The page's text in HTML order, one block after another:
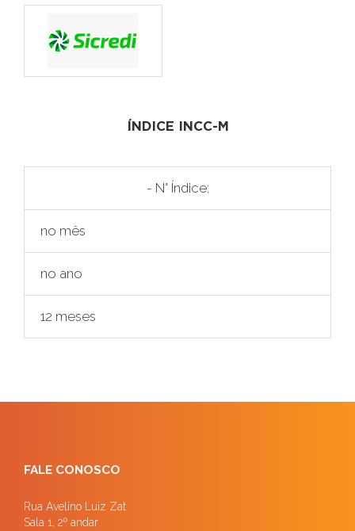
ÍNDICE INCC-M
- N° Índice:
no mês
no ano
12 meses
FALE CONOSCO
Rua Avelino Luiz Zat
Sala 1, 2º andar